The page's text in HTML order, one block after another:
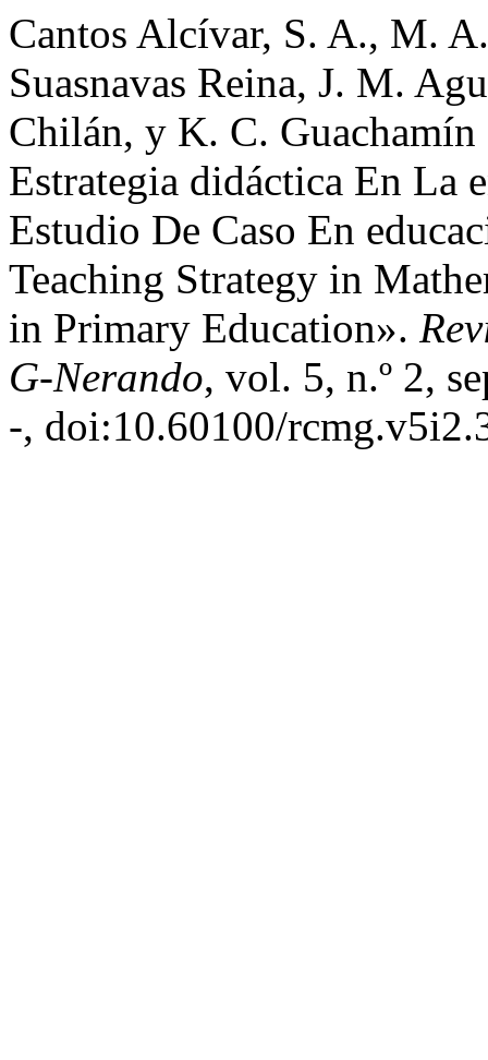
Cantos Alcívar, S. A., M.
Suasnavas Reina, J. M.
Chilán, y K. C.
Estrategia didáctica En La
Estudio De Caso En
Teaching Strategy in
in Primary Education».
G-Nerando, vol. 5, n.º 2,
-, doi:10.60100/